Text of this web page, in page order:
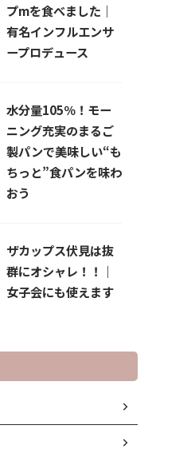
プmを食べました｜
有名インフルエンサ
ープロデュース
水分量105％！モー
ニング充実のまるご
製パンで美味しい“も
ちっと”食パンを味わ
おう
ザカップス伏見は抜
群にオシャレ！！｜
女子会にも使えます